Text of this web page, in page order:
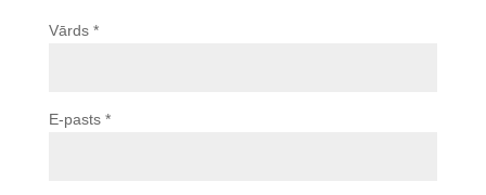
Vārds *
E-pasts *